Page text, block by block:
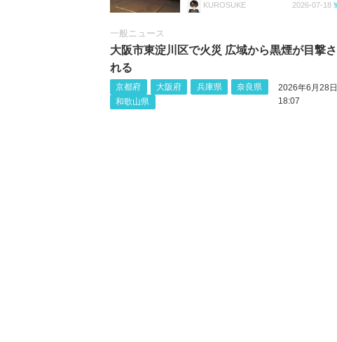
KUROSUKE 2026-07-18
一般ニュース
大阪市東淀川区で火災 広域から黒煙が目撃さ
れる
京都府 大阪府 兵庫県
奈良県
和歌山県
2026年6月28日
18:07